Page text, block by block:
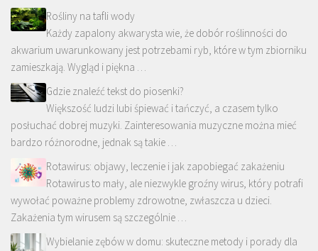
Rośliny na tafli wody
Każdy zapalony akwarysta wie, że dobór roślinności do
akwarium uwarunkowany jest potrzebami ryb, które w tym zbiorniku
zamieszkają. Wygląd i piękna …
Gdzie znaleźć tekst do piosenki?
Większość ludzi lubi śpiewać i tańczyć, a czasem tylko
posłuchać dobrej muzyki. Zainteresowania muzyczne można mieć
bardzo różnorodne, jednak są takie …
Rotawirus: objawy, leczenie i jak zapobiegać zakażeniu
Rotawirus to mały, ale niezwykle groźny wirus, który potrafi
wywołać poważne problemy zdrowotne, zwłaszcza u dzieci.
Zakażenia tym wirusem są szczególnie …
Wybielanie zębów w domu: skuteczne metody i porady dla